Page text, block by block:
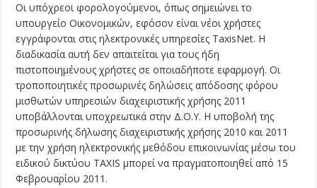
Οι υπόχρεοι φορολογούμενοι, όπως σημειώνει το
υπουργείο Οικονομικών, εφόσον είναι νέοι χρήστες
εγγράφονται στις ηλεκτρονικές υπηρεσίες TaxisNet. Η
διαδικασία αυτή δεν απαιτείται για τους ήδη
πιστοποιημένους χρήστες σε οποιαδήποτε εφαρμογή. Οι
τροποποιητικές προσωρινές δηλώσεις απόδοσης φόρου
μισθωτών υπηρεσιών διαχειριστικής χρήσης 2011
υποβάλλονται υποχρεωτικά στην Δ.Ο.Υ. Η υποβολή της
προσωρινής δήλωσης διαχειριστικής χρήσης 2010 και 2011
με την χρήση ηλεκτρονικής μεθόδου επικοινωνίας μέσω του
ειδικού δικτύου TAXIS μπορεί να πραγματοποιηθεί από 15
Φεβρουαρίου 2011.